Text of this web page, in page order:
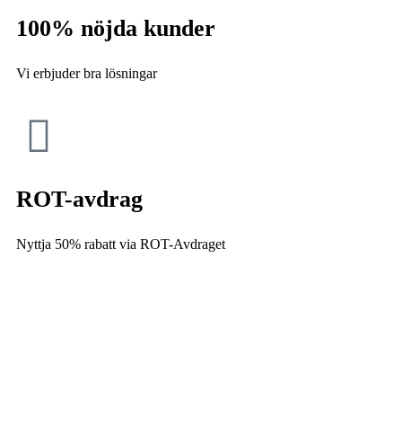
100% nöjda kunder
Vi erbjuder bra lösningar
ROT-avdrag
Nyttja 50% rabatt via ROT-Avdraget